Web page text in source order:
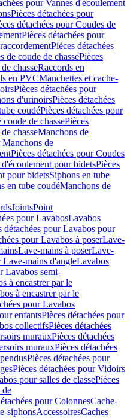
pour Vannes d'écoulement
Pièces détachées pour
détachées pour Coudes de
Pièces détachées pour
Pièces détachées
de coude de chassePièces
chasseRaccords en
en PVCManchettes et cache-
Pièces détachées pour
d'urinoirsPièces détachées
coudéPièces détachées pour
de chassePièces
chasseManchons de
Manchons de
Pièces détachées pour Coudes
d'écoulement pour bidetsPièces
pour bidetsSiphons en tube
en tube coudéManchons de
JointsPoint
pour LavabosLavabos
détachées pour Lavabos pour
pour Lavabos à poserLave-
Lave-mains à poserLave-
Lave-mains d'angleLavabos
Lavabos semi-
à encastrer par le
à encastrer par le
pour Lavabos
enfantsPièces détachées pour
collectifsPièces détachées
murauxPièces détachées
murauxPièces détachées
Pièces détachées pour
Pièces détachées pour Vidoirs
pour salles de classePièces
de
pour ColonnesCache-
siphonsAccessoiresCaches